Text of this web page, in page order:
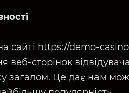
сайті https://demo-
веб-сторінок
загалом. Це дає нам